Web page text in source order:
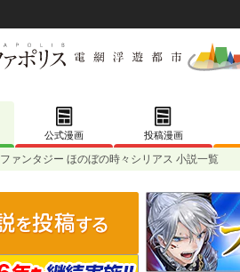
公式漫画 投稿漫画
ファンタジー ほのぼの時々シリアス 小説一覧